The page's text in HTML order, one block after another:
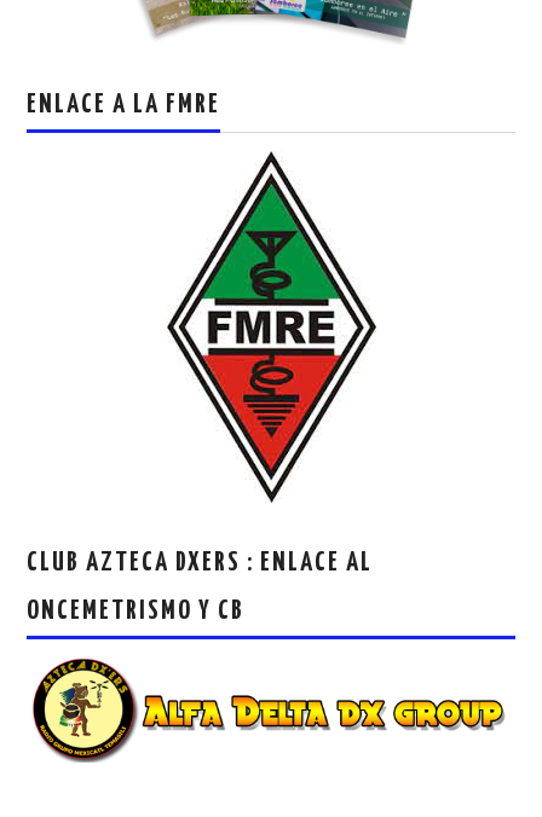
ENLACE A LA FMRE
CLUB AZTECA DXERS : ENLACE AL
ONCEMETRISMO Y CB